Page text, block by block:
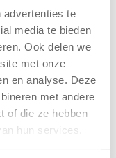
advertenties te
media te bieden
Ook delen we
met onze
en analyse. Deze
met andere
of die ze hebben
hun services.
First
nieuw
in
Wiarda in
2026
–